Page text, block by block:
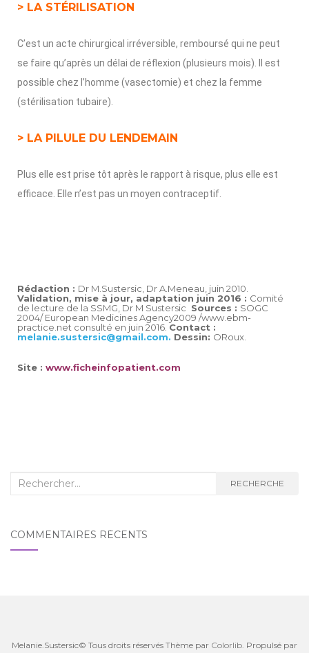
> LA STÉRILISATION
C’est un acte chirurgical irréversible, remboursé qui ne peut
se faire qu’après un délai de réflexion (plusieurs mois). Il est
possible chez l’homme (vasectomie) et chez la femme
(stérilisation tubaire).
> LA PILULE DU LENDEMAIN
Plus elle est prise tôt après le rapport à risque, plus elle est
efficace. Elle n’est pas un moyen contraceptif.
Rédaction : Dr M.Sustersic, Dr A.Meneau, juin 2010.
Validation, mise à jour, adaptation juin 2016 : Comité
de lecture de la SSMG, Dr M Sustersic Sources : SOGC
2004/ European Medicines Agency2009 /www.ebm-
practice.net consulté en juin 2016. Contact :
melanie.sustersic@gmail.com. Dessin: ORoux.
Site : www.ficheinfopatient.com
RECHERCHE
COMMENTAIRES RÉCENTS
Melanie.Sustersic© Tous droits réservés Thème par Colorlib. Propulsé par